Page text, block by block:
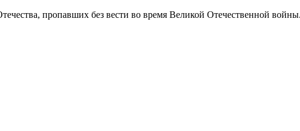
, пропавших без вести во время Великой Отечественной